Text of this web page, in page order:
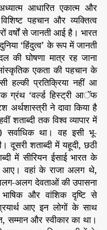
आधारित एकात्म और
पहचान और व्यक्तित्व
वर्षों से जानती आई है। भारत
‘हिंदुत्व’ के रूप में जानती
की घोषणा मात्र रह जाना
एकता की पहचान के
हल्की प्रतिक्रिया नहीं आ
ग्रंथ ‘वर्ल्ड हिस्ट्री आॅफ
अर्थशास्त्री ने दावा किया है
शताब्दी तक विश्व व्यापार में
सर्वाधिक था। वह इसी भू-
दूसरी शताब्दी में यहूदी, छठी
में सीरियन ईसाई भारत के
वहां के राजा अलग थे,
अलग देवताओं की उपासना
और वांशिक दृष्टि से
आए इन लोगों के साथ
सम्मान और स्वीकार का था।